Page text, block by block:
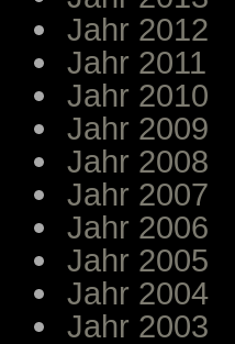
Jahr 2012
Jahr 2011
Jahr 2010
Jahr 2009
Jahr 2008
Jahr 2007
Jahr 2006
Jahr 2005
Jahr 2004
Jahr 2003